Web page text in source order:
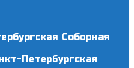
Соборная
Петербургская